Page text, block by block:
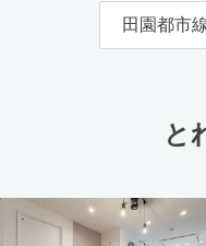
田園都市
と